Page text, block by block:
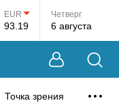
EUR
93.19
Четверг
6 августа
Точка зрения